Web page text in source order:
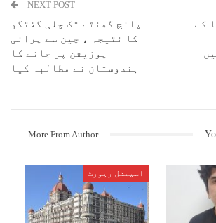
عرب اور روس بھی ہیں۔ ان ممالک کے مابین یہ
کے ذریعے ہوگی۔ پیداوار میں کمی کا اثر
کیونکہ یہ کٹوتی خام تیل کی قیمت بڑھانے کے
اوپیک پلس ذرائع کے حوالے سے بتایا ہے کہ سعودی
عالمی بینچ مارک برینٹ کروڈ کی قیمت اپریل میں 20 ڈالر فی بیرل کی سطح
پر پھسل گئی تھی۔ جمعہ کو برینٹ کروڈ کی قیمت میں 6 فیصدی کی تیزی
دیکھنے کو ملی جس کے بعد یہ 42 ڈالر فی بیرلکے ساتھ گزشتہ تین ماہ کی
کے
NEXT POST
پانچ گھنٹے تک چلی گفتگو
کا نتیجہ ، چین سے پرانی
پوزیشن پر جانے کا
ہندوستان نے مطالبہ کیا
More From Author
اسپیشل رپورٹ